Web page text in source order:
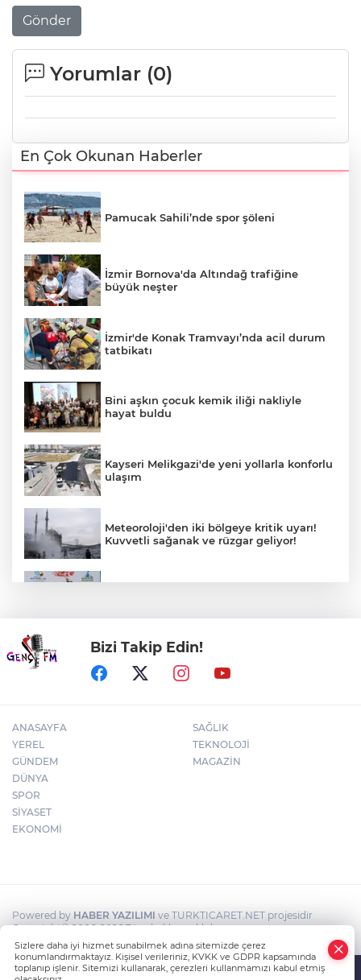
Gönder
Yorumlar (0)
En Çok Okunan Haberler
Pamucak Sahili’nde spor şöleni
İzmir Bornova'da Altındağ trafiğine
büyük neşter
İzmir'de Konak Tramvayı’nda acil durum
tatbikatı
Bini aşkın çocuk kemik iliği nakliyle
hayat buldu
Kayseri Melikgazi'de yeni yollarla konforlu
ulaşım
Meteoroloji'den iki bölgeye kritik uyarı!
Kuvvetli sağanak ve rüzgar geliyor!
Kayseri Büyükşehir'in kamera ağı ile yeşil
alanlarda güvenlik üst düzeyde
Bizi Takip Edin!
ANASAYFA
YEREL
GÜNDEM
DÜNYA
SPOR
SİYASET
EKONOMİ
SAĞLIK
TEKNOLOJİ
MAGAZİN
Powered by HABER YAZILIMI ve TURKTICARET.NET projesidir
Copyright© 2006-2026 Tüm hakları saklıdır.
Sizlere daha iyi hizmet sunabilmek adına sitemizde çerez
konumlandırmaktayız. Kişisel verileriniz, KVKK ve GDPR kapsamında
toplanıp işlenir. Sitemizi kullanarak, çerezleri kullanmamızı kabul etmiş